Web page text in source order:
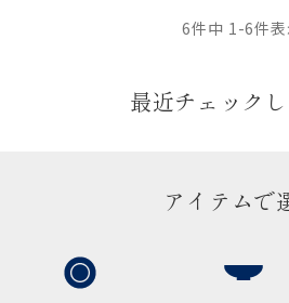
6件中 1-6件
最近チェック
アイテムで